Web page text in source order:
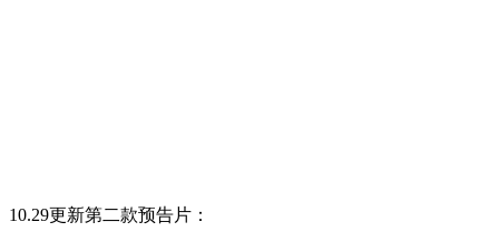
10.29更新第二款预告片：